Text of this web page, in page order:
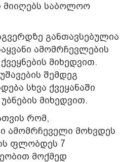
მიიღებს საბოლოო
განთავსებულია
ამომრჩევლების
მიხედვით.
შემდეგ
სხვა ქვეყანაში
მიხედვით.
რომ,
ამომრჩეველი მოხვდეს
ფლობდეს 7
მოქმედ